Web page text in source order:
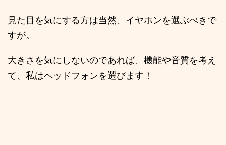
見た目を気にする方は当然、イヤホンを選ぶべきで
すが。
大きさを気にしないのであれば、機能や音質を考え
て、私はヘッドフォンを選びます！